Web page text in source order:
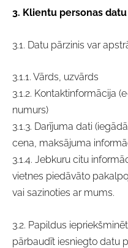
3. Klientu personas
3.1. Datu pārzinis var
3.1.1. Vārds, uzvārds
3.1.2. Kontaktinformācija
numurs)
3.1.3. Darījuma dati
cena, maksājuma
3.1.4. Jebkuru citu
vietnes piedāvāto
vai sazinoties ar mums.
3.2. Papildus
pārbaudīt iesniegto datu